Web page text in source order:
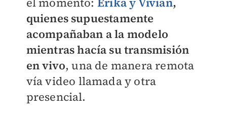
quienes supuestamente
acompañaban a la modelo
mientras hacía su transmisión
en vivo, una de manera remota
vía video llamada y otra
presencial.